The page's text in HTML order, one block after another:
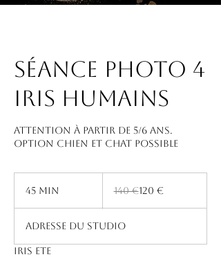
Séance photo 4
iris humains
Attention à partir de 5/6 ans.
Option chien et chat possible
45 min
i
n
140 €120 €
Adresse du studio
IRIS ETE